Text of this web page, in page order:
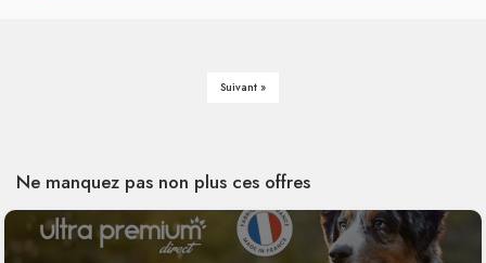
Suivant »
Ne manquez pas non plus ces offres